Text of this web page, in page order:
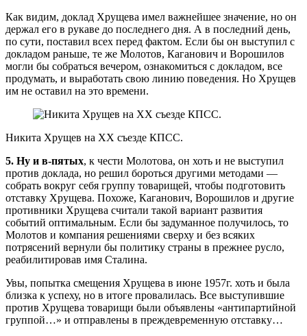
Как видим, доклад Хрущева имел важнейшее значение, но он
держал его в рукаве до последнего дня. А в последний день,
по сути, поставил всех перед фактом. Если бы он выступил с
докладом раньше, те же Молотов, Каганович и Ворошилов
могли бы собраться вечером, ознакомиться с докладом, все
продумать, и выработать свою линию поведения. Но Хрущев
им не оставил на это времени.
Никита Хрущев на XX съезде КПСС.
5. Ну и в-пятых, к чести Молотова, он хоть и не выступил
против доклада, но решил бороться другими методами —
собрать вокруг себя группу товарищей, чтобы подготовить
отставку Хрущева. Похоже, Каганович, Ворошилов и другие
противники Хрущева считали такой вариант развития
событий оптимальным. Если бы задуманное получилось, то
Молотов и компания решениями сверху и без всяких
потрясений вернули бы политику страны в прежнее русло,
реабилитировав имя Сталина.
Увы, попытка смещения Хрущева в июне 1957г. хоть и была
близка к успеху, но в итоге провалилась. Все выступившие
против Хрущева товарищи были объявлены «антипартийной
группой…» и отправлены в преждевременную отставку…